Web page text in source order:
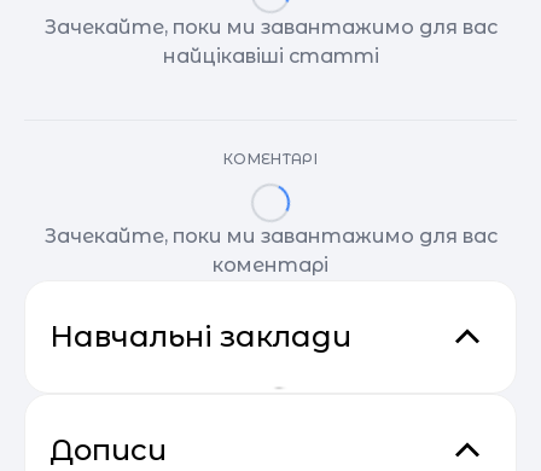
Зачекайте, поки ми завантажимо для вас
найцікавіші статті
КОМЕНТАРІ
Зачекайте, поки ми завантажимо для вас
коментарі
Навчальні заклади
Дописи